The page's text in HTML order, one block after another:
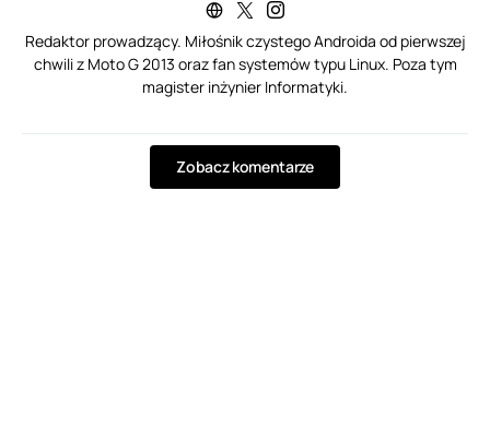
Redaktor prowadzący. Miłośnik czystego Androida od pierwszej
chwili z Moto G 2013 oraz fan systemów typu Linux. Poza tym
magister inżynier Informatyki.
Zobacz komentarze